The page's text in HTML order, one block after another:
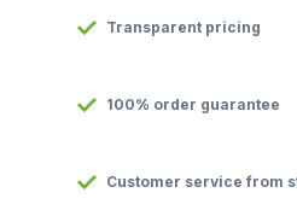
Transparent pricing
100% order guarantee
Customer service from